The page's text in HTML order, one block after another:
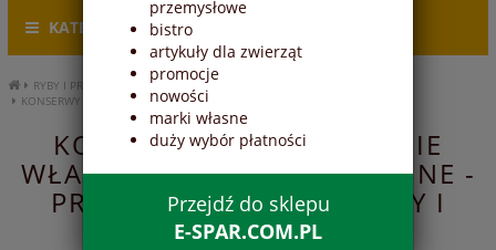
KATEGORIE PRODUKTÓW
RYBY I PRZETWORY RYBNE PRZETWORY RYBNE
KONSERWY RYBNE W SOSIE WŁASNYM
KONSERWY RYBNE W SOSIE
WŁASNYM - KONSERWY RYBNE -
PRZETWORY RYBNE - RYBY I
PRZETWORY RYBNE
przemysłowe
bistro
artykuły dla zwierząt
promocje
nowości
marki własne
duży wybór płatności
Przejdź do sklepu
E-SPAR.COM.PL